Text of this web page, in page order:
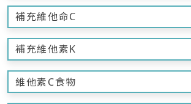
補充維他命C
補充維他素K
維他素C食物